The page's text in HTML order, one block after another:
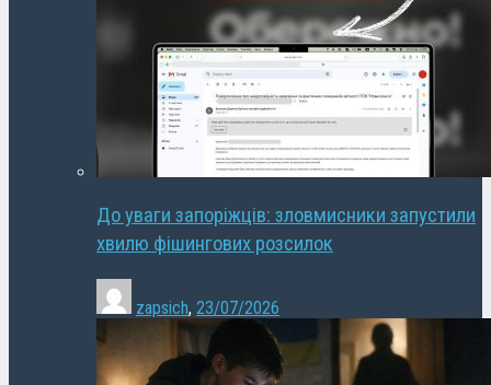
До уваги запоріжців: зловмисники запустили
хвилю фішингових розсилок
zapsich, 23/07/2026